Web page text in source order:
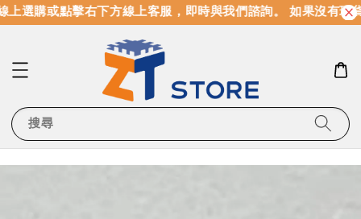
選購或點擊右下方線上客服，即時與我們諮詢。 如果沒有現
搜尋